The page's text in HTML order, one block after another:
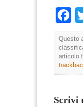
Questo
articolo
Scrivi